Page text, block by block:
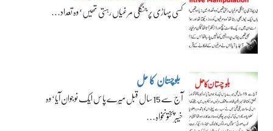
کسی پہاڑی پر جنگلی مرغیاں رہتی تھیں‘ وہ تعداد…
بلوچستان کا حل
آج سے 15 سال قبل میرے پاس ایک نوجوان آیا‘ وہ
خیبرپختونخواہ…